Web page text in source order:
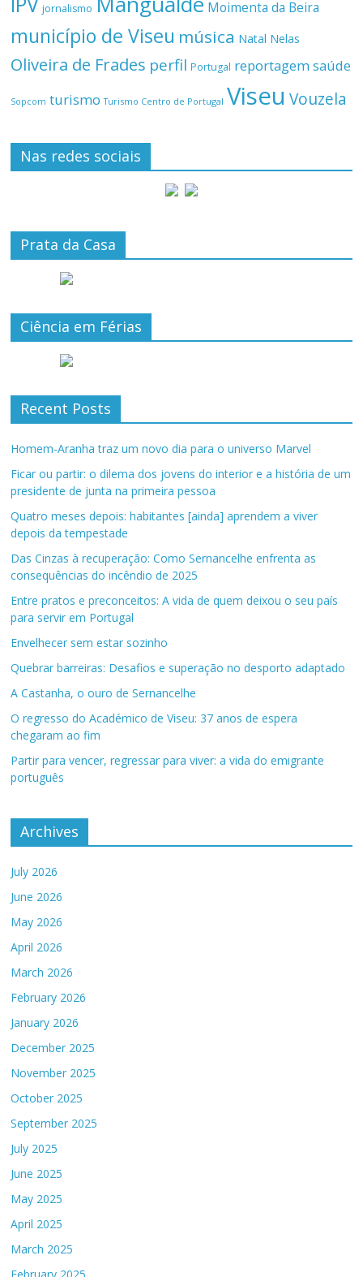
jornalismo Moimenta da Beira
município de Viseu música Natal Nelas
Oliveira de Frades perfil Portugal reportagemsaúde
Sopcom turismo Turismo Centro de Portugal Viseu Vouzela
Nas redes sociais
Prata da Casa
Ciência em Férias
Recent Posts
Homem-Aranha traz um novo dia para o universo Marvel
Ficar ou partir: o dilema dos jovens do interior e a história de um
presidente de junta na primeira pessoa
Quatro meses depois: habitantes [ainda] aprendem a viver
depois da tempestade
Das Cinzas à recuperação: Como Sernancelhe enfrenta as
consequências do incêndio de 2025
Entre pratos e preconceitos: A vida de quem deixou o seu país
para servir em Portugal
Envelhecer sem estar sozinho
Quebrar barreiras: Desafios e superação no desporto adaptado
A Castanha, o ouro de Sernancelhe
O regresso do Académico de Viseu: 37 anos de espera
chegaram ao fim
Partir para vencer, regressar para viver: a vida do emigrante
português
Archives
July 2026
June 2026
May 2026
April 2026
March 2026
February 2026
January 2026
December 2025
November 2025
October 2025
September 2025
July 2025
June 2025
May 2025
April 2025
March 2025